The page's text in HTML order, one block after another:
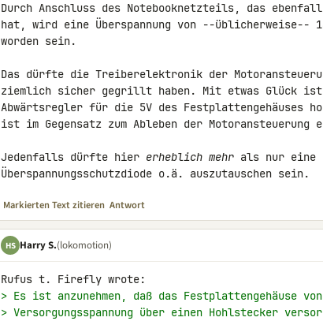
Durch Anschluss des Notebooknetzteils, das
hat, wird eine Überspannung von --üblicherweise--
worden sein.
Das dürfte die Treiberelektronik der
ziemlich sicher gegrillt haben. Mit etwas Glück ist
Abwärtsregler für die 5V des Festplattengehäuses
ist im Gegensatz zum Ableben der Motoransteuerung
Jedenfalls dürfte hier erheblich mehr als nur eine
Überspannungsschutzdiode o.ä. auszutauschen sein.
Markierten Text zitieren Antwort
HS Harry S.(lokomotion)
> Es ist anzunehmen, daß das Festplattengehäuse
> Versorgungsspannung über einen Hohlstecker